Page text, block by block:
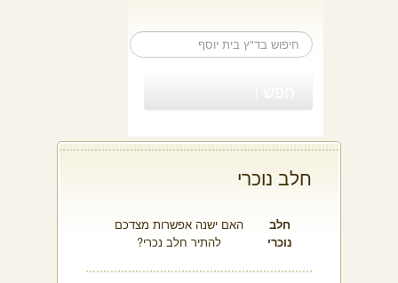
חלב נוכרי
חלב
נוכרי
האם ישנה אפשרות מצדכם
להתיר חלב נכרי?